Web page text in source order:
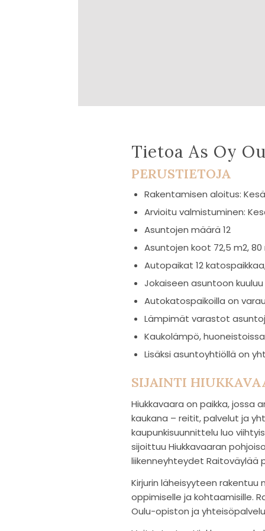
Tietoa As Oy
PERUSTIETOJA
Rakentamisen aloitus:
Arvioitu valmistuminen:
Asuntojen määrä 12
Asuntojen koot 72,5 m2, 80
Autopaikat 12
Jokaiseen asuntoon
Autokatospaikoilla on
Lämpimät varastot
Kaukolämpö,
Lisäksi asuntoyhtiöllä on
SIJAINTI
Hiukkavaara on paikka, jossa
kaukana – reitit, palvelut ja
kaupunkisuunnittelu luo
sijoittuu Hiukkavaaran
liikenneyhteydet Raitoväylää
Kirjurin läheisyyteen rakentuu
oppimiselle ja kohtaamisille.
Oulu-opiston ja